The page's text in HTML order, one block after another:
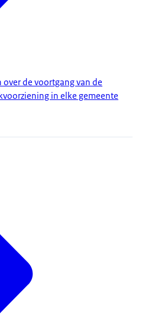
de voortgang van de
in elke gemeente